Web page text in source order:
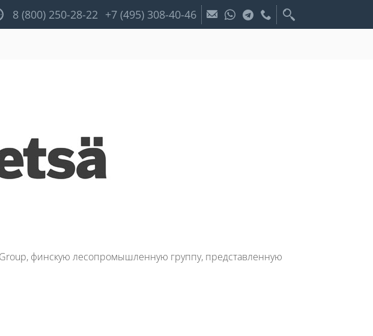
8 (800) 250-28-22 +7 (495) 308-40-46
финскую лесопромышленную группу, представленную